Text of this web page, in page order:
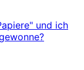
und ich